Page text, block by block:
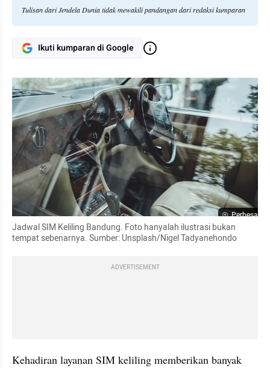
Tulisan dari Jendela Dunia tidak mewakili pandangan dari redaksi kumparan
Ikuti kumparan di Google
Perbesar
Jadwal SIM Keliling Bandung. Foto hanyalah ilustrasi bukan
tempat sebenarnya. Sumber: Unsplash/Nigel Tadyanehondo
ADVERTISEMENT
Kehadiran layanan SIM keliling memberikan banyak